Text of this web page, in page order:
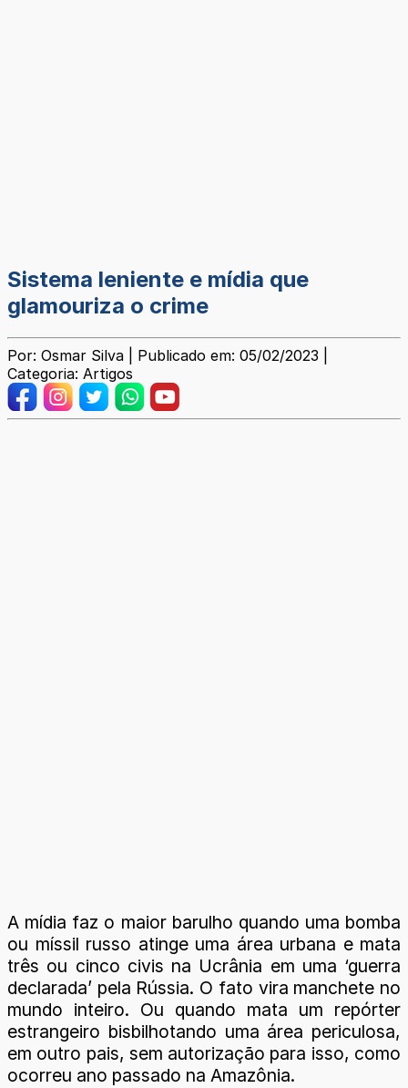
Sistema leniente e mídia que
glamouriza o crime
Por: Osmar Silva | Publicado em: 05/02/2023 |
Categoria: Artigos
A mídia faz o maior barulho quando uma bomba
ou míssil russo atinge uma área urbana e mata
três ou cinco civis na Ucrânia em uma ‘guerra
declarada’ pela Rússia. O fato vira manchete no
mundo inteiro. Ou quando mata um repórter
estrangeiro bisbilhotando uma área periculosa,
em outro pais, sem autorização para isso, como
ocorreu ano passado na Amazônia.